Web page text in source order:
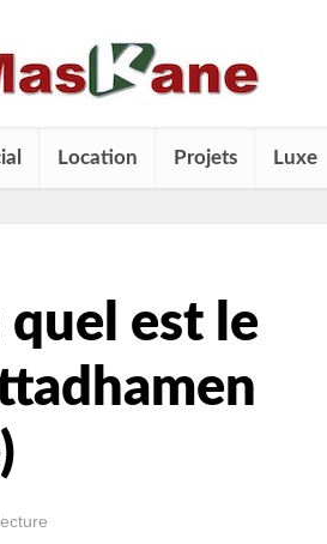
Location Projets Luxe
est le